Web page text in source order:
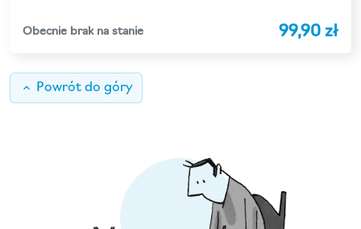
Obecnie brak na stanie 99,90 zł
keyboard_arrow_up Powrót do góry